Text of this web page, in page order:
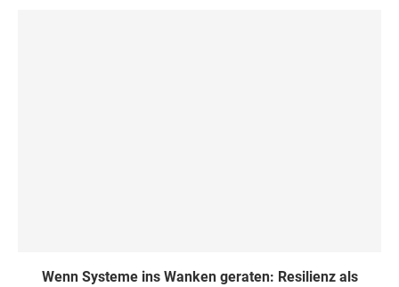
Wenn Systeme ins Wanken geraten: Resilienz als